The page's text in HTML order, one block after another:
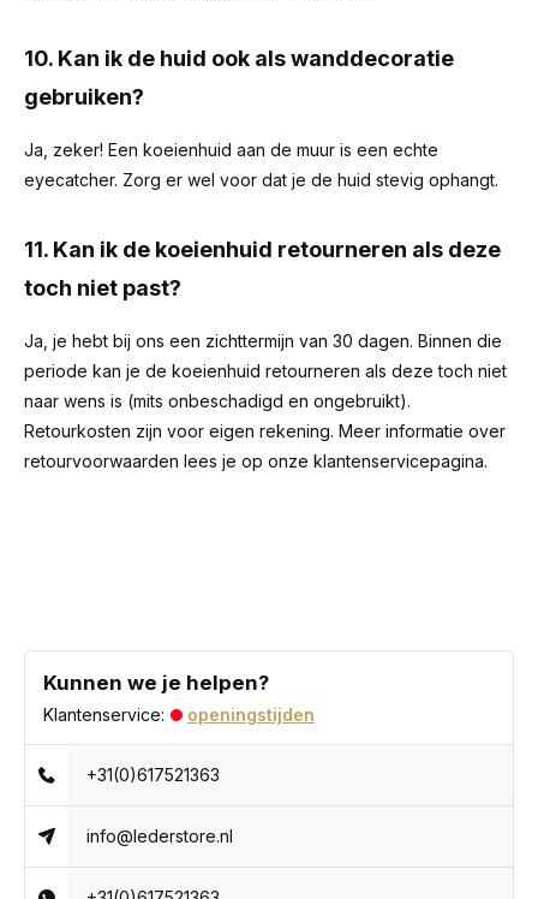
10. Kan ik de huid ook als wanddecoratie
gebruiken?
Ja, zeker! Een koeienhuid aan de muur is een echte
eyecatcher. Zorg er wel voor dat je de huid stevig ophangt.
11. Kan ik de koeienhuid retourneren als deze
toch niet past?
Ja, je hebt bij ons een zichttermijn van 30 dagen. Binnen die
periode kan je de koeienhuid retourneren als deze toch niet
naar wens is (mits onbeschadigd en ongebruikt).
Retourkosten zijn voor eigen rekening. Meer informatie over
retourvoorwaarden lees je op onze klantenservicepagina.
Kunnen we je helpen?
Klantenservice: openingstijden
+31(0)617521363
info@lederstore.nl